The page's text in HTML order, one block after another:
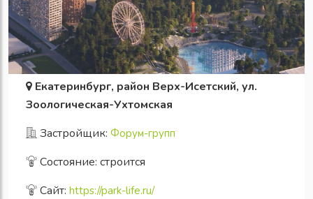
Екатеринбург, район Верх-Исетский, ул.
Зоологическая-Ухтомская
Застройщик: Форум-групп
Состояние: строится
Сайт: https://park-life.ru/